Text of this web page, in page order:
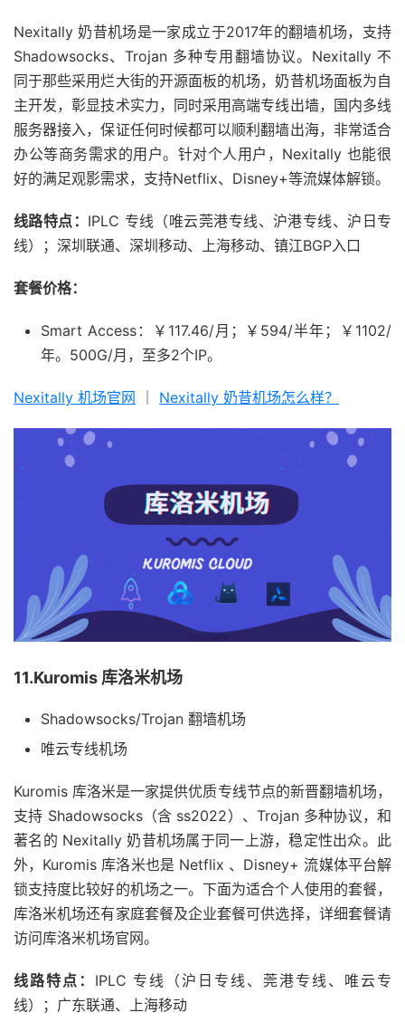
Nexitally 奶昔机场是一家成立于2017年的翻墙机场，支持
Shadowsocks、Trojan 多种专用翻墙协议。Nexitally 不
同于那些采用烂大街的开源面板的机场，奶昔机场面板为自
主开发，彰显技术实力，同时采用高端专线出墙，国内多线
服务器接入，保证任何时候都可以顺利翻墙出海，非常适合
办公等商务需求的用户。针对个人用户，Nexitally 也能很
好的满足观影需求，支持Netflix、Disney+等流媒体解锁。
线路特点： IPLC 专线（唯云莞港专线、沪港专线、沪日专
线）；深圳联通、深圳移动、上海移动、镇江BGP入口
套餐价格：
Smart Access：￥117.46/月；￥594/半年；￥1102/
年。500G/月，至多2个IP。
Nexitally 机场官网 Nexitally 奶昔机场怎么样？
11.Kuromis 库洛米机场
Shadowsocks/Trojan 翻墙机场
唯云专线机场
Kuromis 库洛米是一家提供优质专线节点的新晋翻墙机场，
支持 Shadowsocks（含 ss2022）、Trojan 多种协议，和
著名的 Nexitally 奶昔机场属于同一上游，稳定性出众。此
外，Kuromis 库洛米也是 Netflix 、Disney+ 流媒体平台解
锁支持度比较好的机场之一。下面为适合个人使用的套餐，
库洛米机场还有家庭套餐及企业套餐可供选择，详细套餐请
访问库洛米机场官网。
线路特点： IPLC 专线（沪日专线、莞港专线、唯云专
线）；广东联通、上海移动